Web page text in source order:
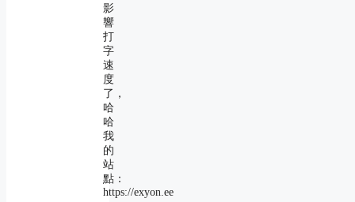
影
響
打
字
速
度
了，
哈
哈
我
的
站
點：
https://exyon.ee